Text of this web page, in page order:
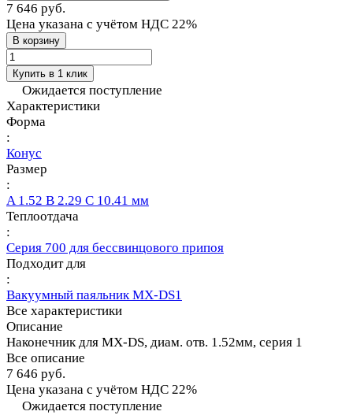
7 646 руб.
Цена указана с учётом НДС 22%
В корзину
Купить в 1 клик
Ожидается поступление
Характеристики
Форма
:
Конус
Размер
:
A 1.52 B 2.29 C 10.41 мм
Теплоотдача
:
Серия 700 для бессвинцового припоя
Подходит для
:
Вакуумный паяльник MX-DS1
Все характеристики
Описание
Наконечник для MX-DS, диам. отв. 1.52мм, серия 1
Все описание
7 646 руб.
Цена указана с учётом НДС 22%
Ожидается поступление